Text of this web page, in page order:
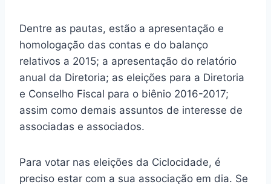
Dentre as pautas, estão a apresentação e
homologação das contas e do balanço
relativos a 2015; a apresentação do relatório
anual da Diretoria; as eleições para a Diretoria
e Conselho Fiscal para o biênio 2016-2017;
assim como demais assuntos de interesse de
associadas e associados.
Para votar nas eleições da Ciclocidade, é
preciso estar com a sua associação em dia. Se